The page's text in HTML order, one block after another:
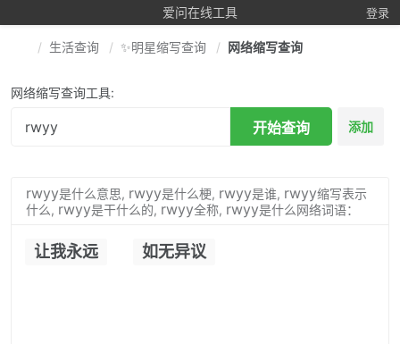
爱问在线工具 登录
生活查询 ✨明星缩写查询 网络缩写查询
网络缩写查询工具:
开始查询 添加
rwyy是什么意思, rwyy是什么梗, rwyy是谁, rwyy缩写表示
什么, rwyy是干什么的, rwyy全称, rwyy是什么网络词语：
让我永远 如无异议